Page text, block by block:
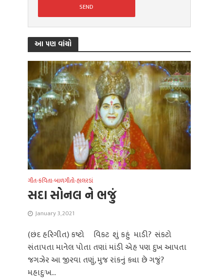
આ પણ વાંચો
ગીત-કવિતા-બાળગીતો-હાલરડાં
સદા સોનલ ને ભજું
January 3, 2021
(છંદ હરિગીત) કષ્ટો ‌ ‌ વિકટ ‌ શું કહું ‌માડી? ‌ સંકટો
‌સંતાપતા માનેલ પોતા તણાં માંડી એહ પણ દુખ આપતા
જગઝેર આ જીરવા તણું, મુજ રાંકનું ક્યા છે ગજું?
મહાદુઃખ...